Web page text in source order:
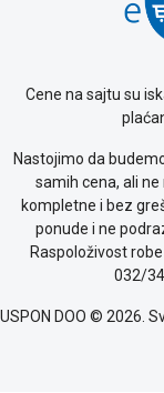
Cene na sajtu su
Nastojimo da
samih cena, ali
kompletne i bez
ponude i ne
Raspoloživost
032/
USPON DOO © 2026.